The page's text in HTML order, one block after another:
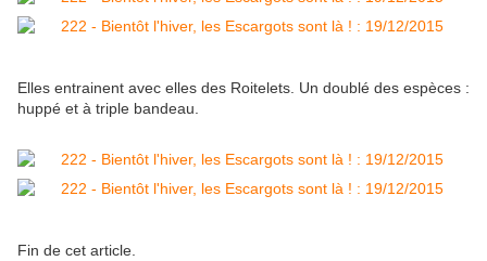
Elles entrainent avec elles des Roitelets. Un doublé des espèces :
huppé et à triple bandeau.
Fin de cet article.